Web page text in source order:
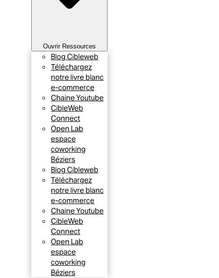
Ouvrir Ressources
Blog Cibleweb
Téléchargez
notre livre blanc
e-commerce
Chaine Youtube
CibleWeb
Connect
Open Lab
espace
coworking
Béziers
Blog Cibleweb
Téléchargez
notre livre blanc
e-commerce
Chaine Youtube
CibleWeb
Connect
Open Lab
espace
coworking
Béziers